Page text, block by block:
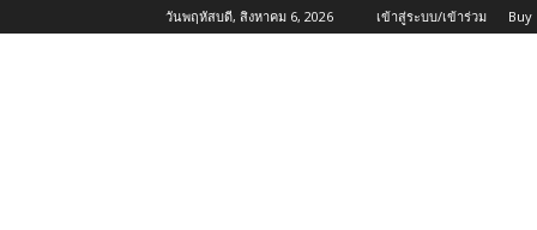
วันพฤหัสบดี, สิงหาคม 6, 2026 เข้าสู่ระบบ/เข้าร่วม Buy